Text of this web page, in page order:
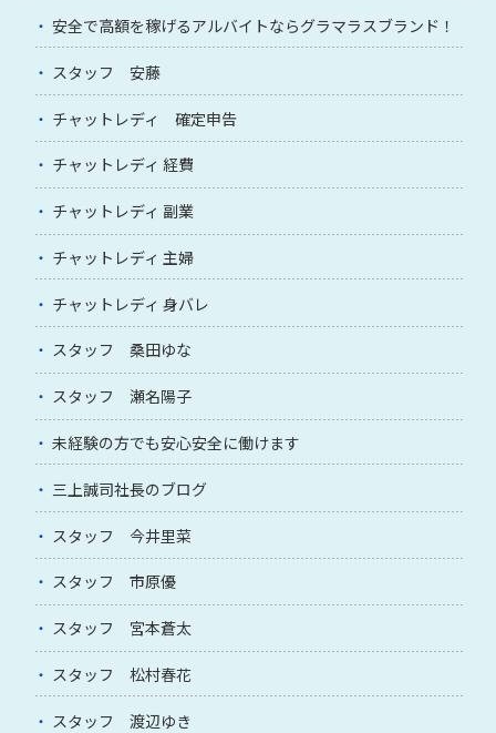
安全で高額を稼げるアルバイトならグラマラスブランド！
スタッフ 安藤
チャットレディ 確定申告
チャットレディ 経費
チャットレディ 副業
チャットレディ 主婦
チャットレディ 身バレ
スタッフ 桑田ゆな
スタッフ 瀬名陽子
未経験の方でも安心安全に働けます
三上誠司社長のブログ
スタッフ 今井里菜
スタッフ 市原優
スタッフ 宮本蒼太
スタッフ 松村春花
スタッフ 渡辺ゆき